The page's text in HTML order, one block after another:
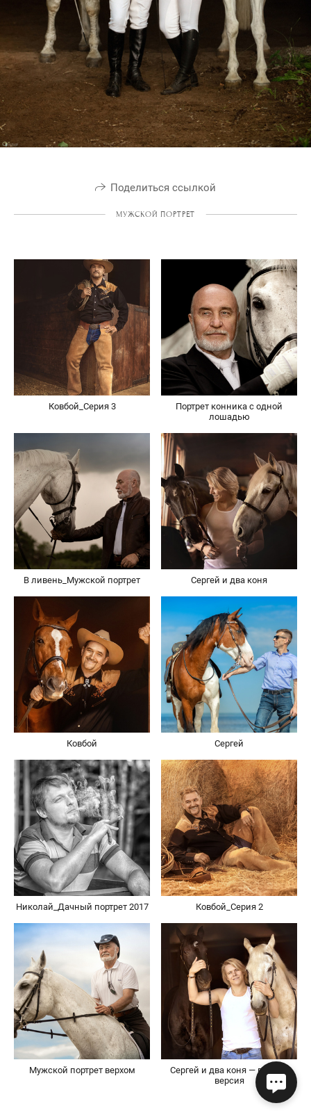
Поделиться ссылкой
МУЖСКОЙ ПОРТРЕТ
Ковбой_Серия 3
Портрет конника с одной
лошадью
В ливень_Мужской портрет Сергей и два коня
Ковбой Сергей
Николай_Дачный портрет 2017 Ковбой_Серия 2
Мужской портрет верхом
Сергей и два коня — полная
версия